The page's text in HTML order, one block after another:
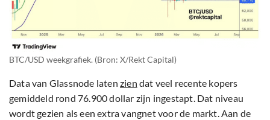
BTC/USD weekgrafiek. (Bron: X/Rekt Capital)
Data van Glassnode laten zien dat veel recente kopers
gemiddeld rond 76.900 dollar zijn ingestapt. Dat niveau
wordt gezien als een extra vangnet voor de markt. Aan de